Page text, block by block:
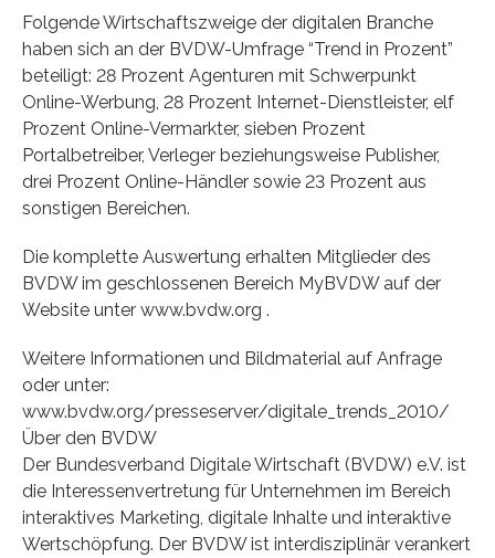
Folgende Wirtschaftszweige der digitalen Branche
haben sich an der BVDW-Umfrage “Trend in Prozent”
beteiligt: 28 Prozent Agenturen mit Schwerpunkt
Online-Werbung, 28 Prozent Internet-Dienstleister, elf
Prozent Online-Vermarkter, sieben Prozent
Portalbetreiber, Verleger beziehungsweise Publisher,
drei Prozent Online-Händler sowie 23 Prozent aus
sonstigen Bereichen.
Die komplette Auswertung erhalten Mitglieder des
BVDW im geschlossenen Bereich MyBVDW auf der
Website unter www.bvdw.org .
Weitere Informationen und Bildmaterial auf Anfrage
oder unter:
www.bvdw.org/presseserver/digitale_trends_2010/
Über den BVDW
Der Bundesverband Digitale Wirtschaft (BVDW) e.V. ist
die Interessenvertretung für Unternehmen im Bereich
interaktives Marketing, digitale Inhalte und interaktive
Wertschöpfung. Der BVDW ist interdisziplinär verankert